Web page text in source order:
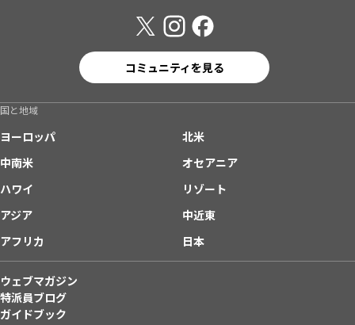
コミュニティを見る
国と地域
ヨーロッパ
北米
中南米
オセアニア
ハワイ
リゾート
アジア
中近東
アフリカ
日本
ウェブマガジン
特派員ブログ
ガイドブック